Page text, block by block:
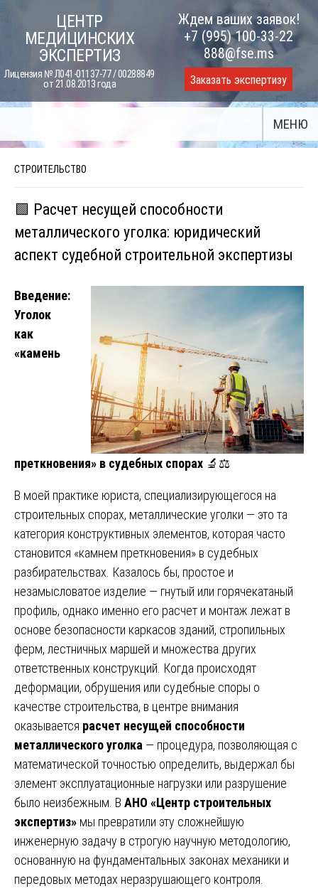
content
ЦЕНТР
МЕДИЦИНСКИХ
ЭКСПЕРТИЗ
Лицензия № Л041-01137-77 / 00288849
от 21.08.2013 года
Ждем ваших заявок!
+7 (995) 100-33-22
888@fse.ms
Заказать экспертизу
МЕНЮ
СТРОИТЕЛЬСТВО
🟩 Расчет несущей способности
металлического уголка: юридический
аспект судебной строительной экспертизы
Введение:
Уголок
как
«камень
преткновения» в судебных спорах 🔬⚖️
В моей практике юриста, специализирующегося на
строительных спорах, металлические уголки — это та
категория конструктивных элементов, которая часто
становится «камнем преткновения» в судебных
разбирательствах. Казалось бы, простое и
незамысловатое изделие — гнутый или горячекатаный
профиль, однако именно его расчет и монтаж лежат в
основе безопасности каркасов зданий, стропильных
ферм, лестничных маршей и множества других
ответственных конструкций. Когда происходят
деформации, обрушения или судебные споры о
качестве строительства, в центре внимания
оказывается расчет несущей способности
металлического уголка — процедура, позволяющая с
математической точностью определить, выдержал бы
элемент эксплуатационные нагрузки или разрушение
было неизбежным. В АНО «Центр строительных
экспертиз» мы превратили эту сложнейшую
инженерную задачу в строгую научную методологию,
основанную на фундаментальных законах механики и
передовых методах неразрушающего контроля.